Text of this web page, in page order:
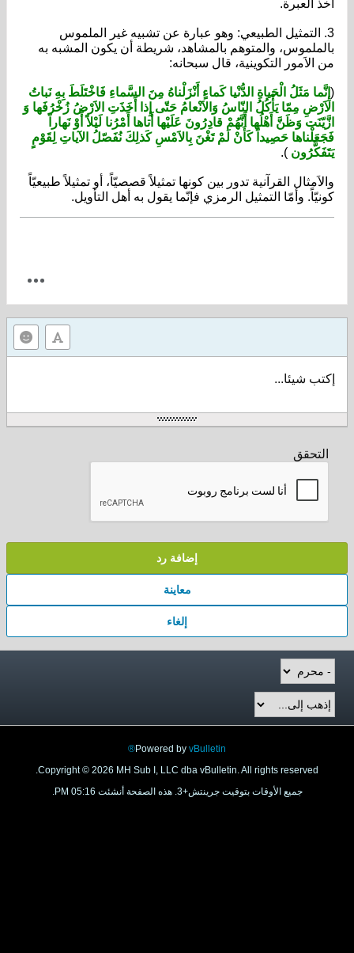
العبرة.
3. التمثيل الطبيعي: وهو عبارة عن تشبيه غير الملموس
والمتوهم بالمشاهد، شريطة أن يكون المشبه به
الاَمور التكوينية، قال سبحانه:
مَثَلُ الْحَياةِ الدُّنْيا كَماءٍ أَنْزَلْناهُ مِنَ السَّماءِ فَاخْتَلَطَ بِهِ نَباتُ
مِمّا يَأْكُلُ النّاسُ وَالاَنْعامُ حَتّى إِذا أَخَذَتِ الاَرْضُ زُخْرُفَها وَ
وَظَنَّ أَهْلُها أَنَّهُمْ قادِرُونَ عَلَيْها أَتاها أَمْرُنا لَيْلاً أَوْ نَهاراً
حَصِيداً كَأَنْ لَمْ تَغْنَ بِالاَمْسِ كَذلِكَ نُفَصّلُ الآياتِ لِقَوْمٍ
).
القرآنية تدور بين كونها تمثيلاً قصصيّاً، أو تمثيلاً طبيعيّاً
وأمّا التمثيل الرمزي فإنّما يقول به أهل التأويل.
شيئا...
إضافة رد
Powered byvBulletin®
Copyright © 2026 MH Sub I, LLC dba vBulletin. All rights reserved.
جميع الأوقات بتوقيت جرينتش+3. هذه الصفحة أنشئت 05:16 PM.